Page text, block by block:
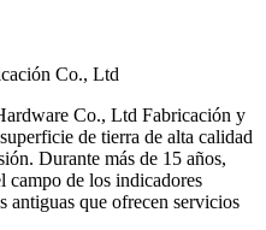
Co., Ltd
Co., Ltd Fabricación y
de tierra de alta calidad
Durante más de 15 años,
campo de los indicadores
antiguas que ofrecen servicios